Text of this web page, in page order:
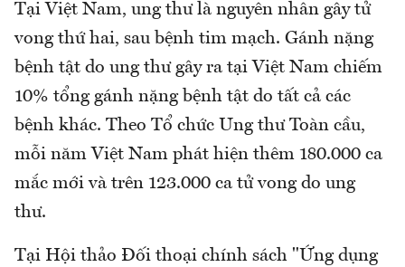
Tại Việt Nam, ung thư là nguyên nhân gây tử
vong thứ hai, sau bệnh tim mạch. Gánh nặng
bệnh tật do ung thư gây ra tại Việt Nam chiếm
10% tổng gánh nặng bệnh tật do tất cả các
bệnh khác. Theo Tổ chức Ung thư Toàn cầu,
mỗi năm Việt Nam phát hiện thêm 180.000 ca
mắc mới và trên 123.000 ca tử vong do ung
thư.
Tại Hội thảo Đối thoại chính sách "Ứng dụng